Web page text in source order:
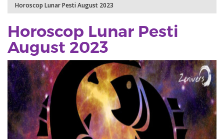
Horoscop Lunar Pesti August 2023
Horoscop Lunar Pesti
August 2023